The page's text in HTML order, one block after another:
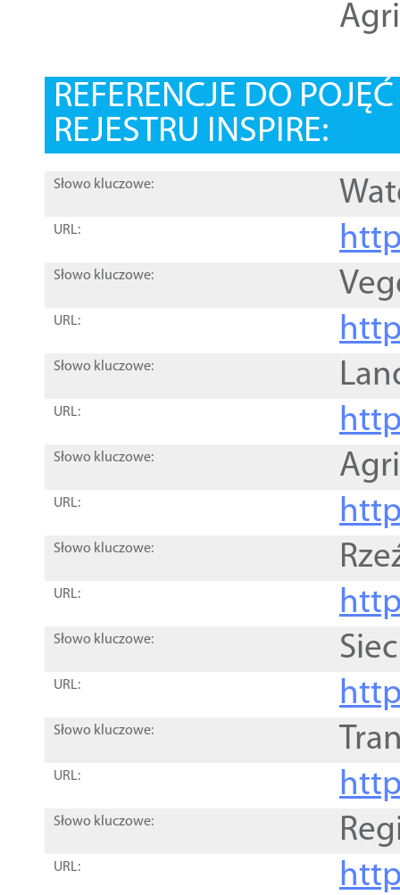
REFERENCJE DO
REJESTRU INSPIRE:
Słowo kluczowe:
URL:
Słowo kluczowe:
URL:
Słowo kluczowe:
URL:
Słowo kluczowe:
URL:
Słowo kluczowe:
URL:
Słowo kluczowe:
URL:
Słowo kluczowe:
URL:
Słowo kluczowe:
URL: